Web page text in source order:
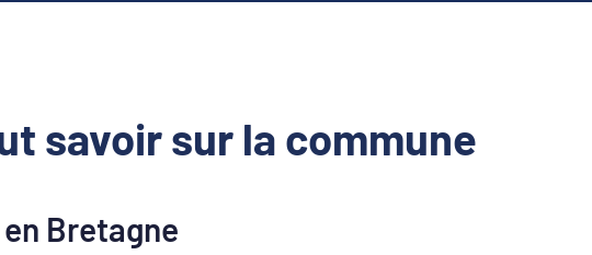
savoir sur la commune
Bretagne